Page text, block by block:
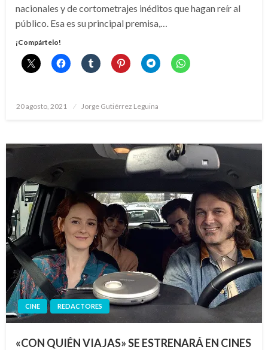
nacionales y de cortometrajes inéditos que hagan reír al
público. Esa es su principal premisa,…
¡Compártelo!
Publicado
20 agosto, 2021 Jorge Gutiérrez Leguina
CINE REDACTORES
«CON QUIÉN VIAJAS» SE ESTRENARÁ EN CINES